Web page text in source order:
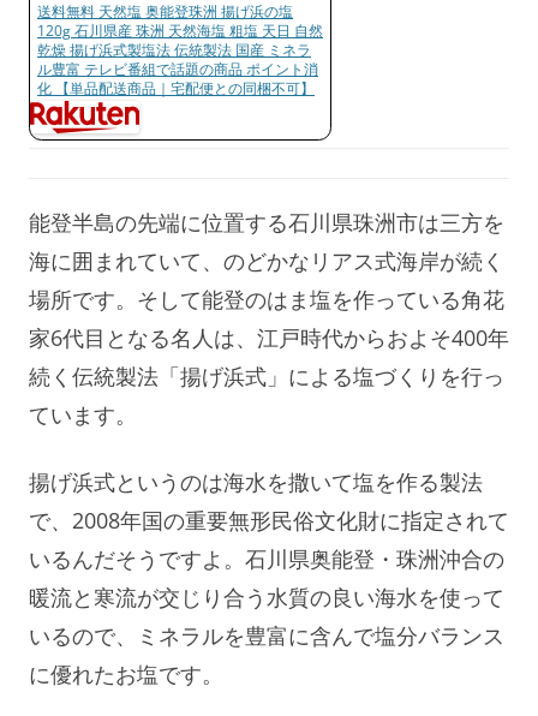
送料無料 天然塩 奥能登珠洲 揚げ浜の塩
120g 石川県産 珠洲 天然海塩 粗塩 天日 自然
乾燥 揚げ浜式製塩法 伝統製法 国産 ミネラ
ル豊富 テレビ番組で話題の商品 ポイント消
化 【単品配送商品｜宅配便との同梱不可】
能登半島の先端に位置する石川県珠洲市は三方を
海に囲まれていて、のどかなリアス式海岸が続く
場所です。そして能登のはま塩を作っている角花
家6代目となる名人は、江戸時代からおよそ400年
続く伝統製法「揚げ浜式」による塩づくりを行っ
ています。
揚げ浜式というのは海水を撒いて塩を作る製法
で、2008年国の重要無形民俗文化財に指定されて
いるんだそうですよ。石川県奥能登・珠洲沖合の
暖流と寒流が交じり合う水質の良い海水を使って
いるので、ミネラルを豊富に含んで塩分バランス
に優れたお塩です。